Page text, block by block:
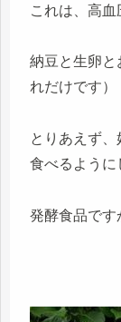
これは、高血
納豆と生卵と
れだけです）
とりあえず
食べるように
発酵食品です